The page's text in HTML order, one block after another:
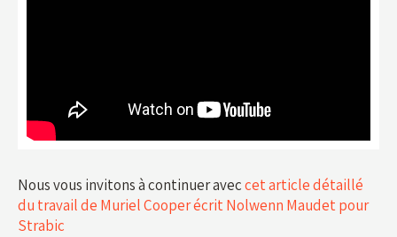
Nous vous invitons à continuer aveccet article détaillé
du travail de Muriel Cooper écrit Nolwenn Maudet pour
Strabic